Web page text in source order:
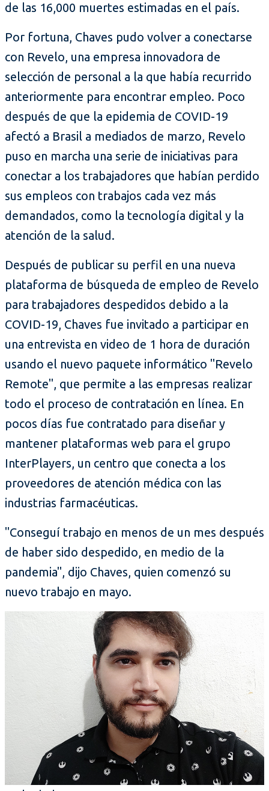
de las 16,000 muertes estimadas en el país.
Por fortuna, Chaves pudo volver a conectarse
con Revelo, una empresa innovadora de
selección de personal a la que había recurrido
anteriormente para encontrar empleo. Poco
después de que la epidemia de COVID-19
afectó a Brasil a mediados de marzo, Revelo
puso en marcha una serie de iniciativas para
conectar a los trabajadores que habían perdido
sus empleos con trabajos cada vez más
demandados, como la tecnología digital y la
atención de la salud.
Después de publicar su perfil en una nueva
plataforma de búsqueda de empleo de Revelo
para trabajadores despedidos debido a la
COVID-19, Chaves fue invitado a participar en
una entrevista en video de 1 hora de duración
usando el nuevo paquete informático "Revelo
Remote", que permite a las empresas realizar
todo el proceso de contratación en línea. En
pocos días fue contratado para diseñar y
mantener plataformas web para el grupo
InterPlayers, un centro que conecta a los
proveedores de atención médica con las
industrias farmacéuticas.
"Conseguí trabajo en menos de un mes después
de haber sido despedido, en medio de la
pandemia", dijo Chaves, quien comenzó su
nuevo trabajo en mayo.